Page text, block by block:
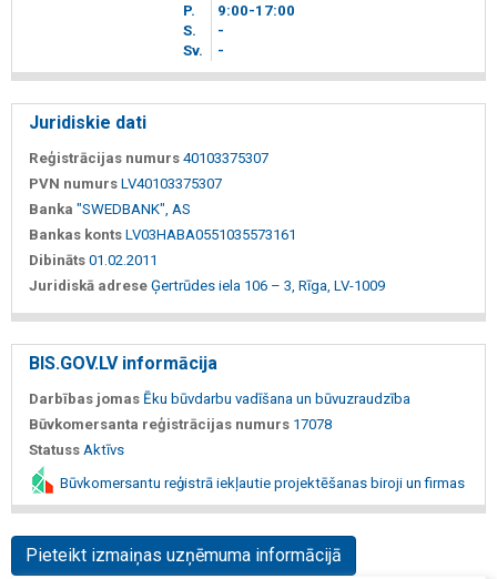
P.
9 00-17 00
S.
-
Sv.
-
Juridiskie dati
Reģistrācijas numurs 40103375307
PVN numurs LV40103375307
Banka "SWEDBANK", AS
Bankas konts LV03HABA0551035573161
Dibināts 01.02.2011
Juridiskā adrese Ģertrūdes iela 106 – 3, Rīga, LV-1009
BIS.GOV.LV informācija
Darbības jomas Ēku būvdarbu vadīšana un būvuzraudzība
Būvkomersanta reģistrācijas numurs 17078
Statuss Aktīvs
Būvkomersantu reģistrā iekļautie projektēšanas biroji un firmas
Pieteikt izmaiņas uzņēmuma informācijā